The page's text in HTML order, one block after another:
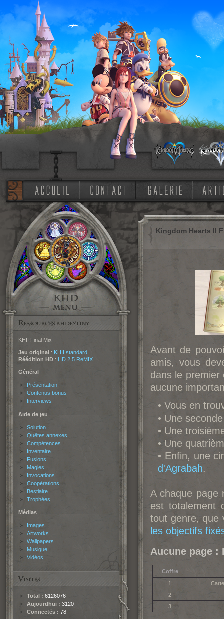
KHII Final Mix
Jeu original : KHII standard
Réédition HD : HD 2.5 ReMIX
Général
Présentation
Contenus bonus
Interviews
Aide de jeu
Solution
Quêtes annexes
Compétences
Inventaire
Fusions
Magies
Invocations
Coopérations
Bestiaire
Trophées
Médias
Images
Artworks
Wallpapers
Musique
Vidéos
Total : 6126076
Aujourdhui : 3120
Connectés : 78
Kingdom Hearts II
Avant de
amis, vous
dans le
aucune
• Vous en
• Une
• Une
• Une
• Enfin, une
d'Agrabah.
A chaque page
est totalement
tout genre, que
les objectifs
Aucune page :
Coffre
1
2
3